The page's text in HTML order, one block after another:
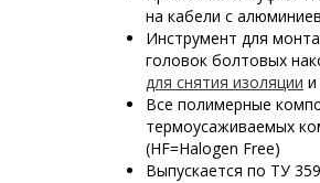
на кабели с
Инструмент для
головок болтовых
для снятия изоляции и
Все полимерные
термоусаживаемых
(HF=Halogen Free)
Выпускается по ТУ